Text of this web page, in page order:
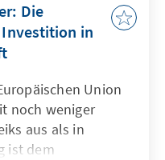
Die
in
Union
noch weniger
aus als in
ist dem